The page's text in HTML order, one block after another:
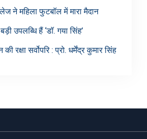
ने महिला फुटबॉल में मारा मैदान
उपलब्धि हैं ‘डॉ. गया सिंह’
रक्षा सर्वोपरि : प्रो. धर्मेंद्र कुमार सिंह